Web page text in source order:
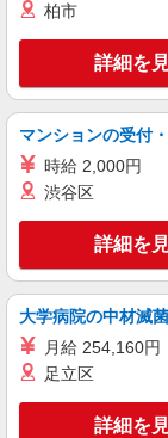
キー
派遣社員
株式会社kotrio /
柏市
詳細を
マンションの受付
時給 2,000円
渋谷区
詳細を
大学病院の中材滅菌
月給 254,160円
足立区
詳細を